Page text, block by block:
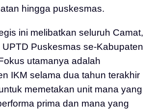
hingga puskesmas.
ini melibatkan seluruh Camat,
Puskesmas se-Kabupaten
utamanya adalah
IKM selama dua tahun terakhir
memetakan unit mana yang
prima dan mana yang